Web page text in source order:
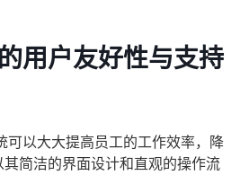
用户友好性与支持
可以大大提高员工的工作效率，降
简洁的界面设计和直观的操作流